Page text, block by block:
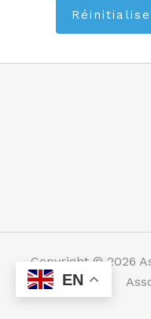
Copyright © 2026
EN